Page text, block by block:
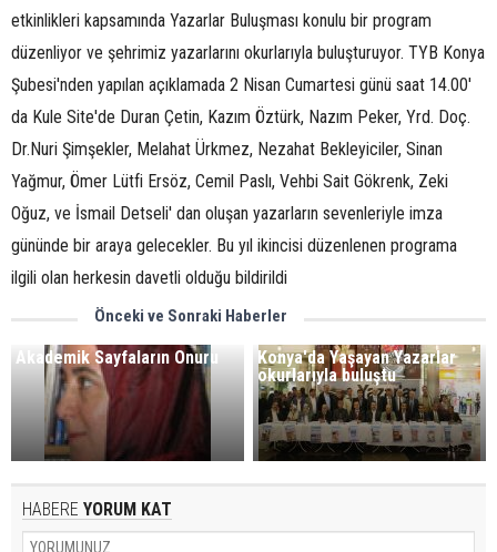
etkinlikleri kapsamında Yazarlar Buluşması konulu bir program
düzenliyor ve şehrimiz yazarlarını okurlarıyla buluşturuyor. TYB Konya
Şubesi'nden yapılan açıklamada 2 Nisan Cumartesi günü saat 14.00'
da Kule Site'de Duran Çetin, Kazım Öztürk, Nazım Peker, Yrd. Doç.
Dr.Nuri Şimşekler, Melahat Ürkmez, Nezahat Bekleyiciler, Sinan
Yağmur, Ömer Lütfi Ersöz, Cemil Paslı, Vehbi Sait Gökrenk, Zeki
Oğuz, ve İsmail Detseli' dan oluşan yazarların sevenleriyle imza
gününde bir araya gelecekler. Bu yıl ikincisi düzenlenen programa
ilgili olan herkesin davetli olduğu bildirildi
Önceki ve Sonraki Haberler
Akademik Sayfaların Onuru
Konya'da Yaşayan Yazarlar
okurlarıyla buluştu
HABERE YORUM KAT